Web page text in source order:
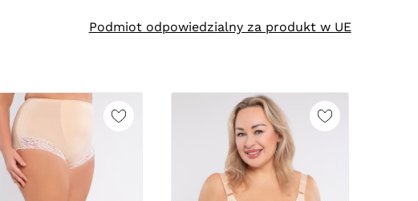
Podmiot odpowiedzialny za produkt w UE